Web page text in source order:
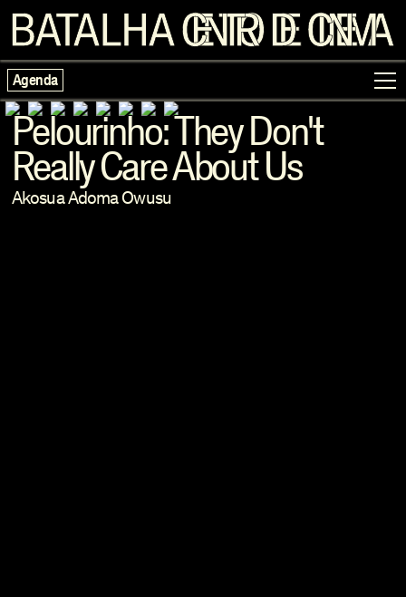
Agenda
Programação
Pelourinho: They Don't
Really Care About Us
Akosua Adoma Owusu